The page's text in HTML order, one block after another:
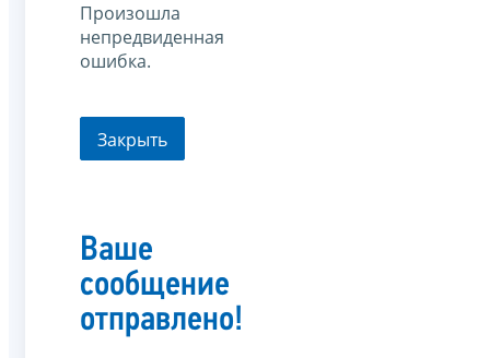
Произошла
непредвиденная
ошибка.
Закрыть
Ваше
сообщение
отправлено!